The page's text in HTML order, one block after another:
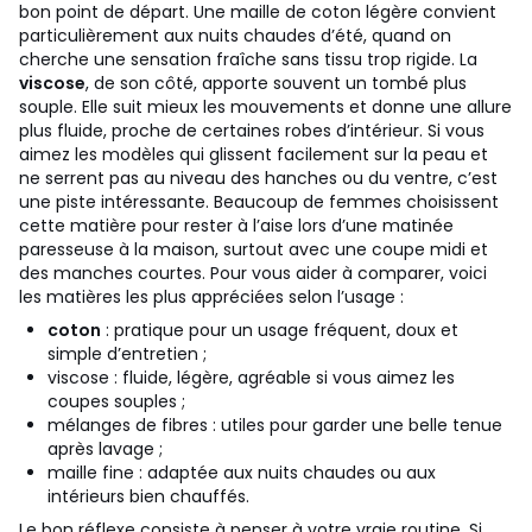
bon point de départ. Une maille de coton légère convient
particulièrement aux nuits chaudes d’été, quand on
cherche une sensation fraîche sans tissu trop rigide. La
viscose, de son côté, apporte souvent un tombé plus
souple. Elle suit mieux les mouvements et donne une allure
plus fluide, proche de certaines robes d’intérieur. Si vous
aimez les modèles qui glissent facilement sur la peau et
ne serrent pas au niveau des hanches ou du ventre, c’est
une piste intéressante. Beaucoup de femmes choisissent
cette matière pour rester à l’aise lors d’une matinée
paresseuse à la maison, surtout avec une coupe midi et
des manches courtes. Pour vous aider à comparer, voici
les matières les plus appréciées selon l’usage :
coton : pratique pour un usage fréquent, doux et
simple d’entretien ;
viscose : fluide, légère, agréable si vous aimez les
coupes souples ;
mélanges de fibres : utiles pour garder une belle tenue
après lavage ;
maille fine : adaptée aux nuits chaudes ou aux
intérieurs bien chauffés.